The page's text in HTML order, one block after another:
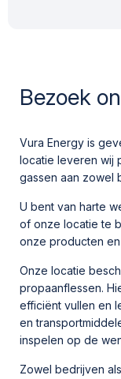
Bezoek
Vura Energy is
locatie leveren wij
gassen aan zowel
U bent van harte
of onze locatie te
onze producten
Onze locatie
propaanflessen.
efficiënt vullen en
en
inspelen op de
Zowel bedrijven